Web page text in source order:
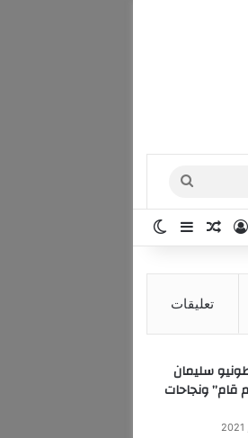
عن
تسجيل الدخول
مقال عشوائي
إضافة عمود جانبي
تعليقات
سليمان
قام” ونجاحات